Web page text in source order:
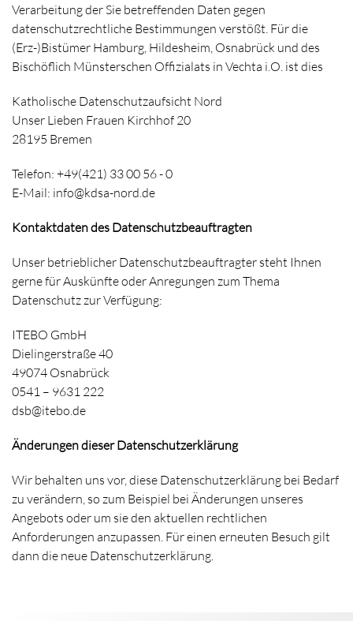
Verarbeitung der Sie betreffenden Daten gegen
datenschutzrechtliche Bestimmungen verstößt. Für die
(Erz-)Bistümer Hamburg, Hildesheim, Osnabrück und des
Bischöflich Münsterschen Offizialats in Vechta i.O. ist dies
Katholische Datenschutzaufsicht Nord
Unser Lieben Frauen Kirchhof 20
28195 Bremen
Telefon: +49(421) 33 00 56 - 0
E-Mail: info@kdsa-nord.de
Kontaktdaten des Datenschutzbeauftragten
Unser betrieblicher Datenschutzbeauftragter steht Ihnen
gerne für Auskünfte oder Anregungen zum Thema
Datenschutz zur Verfügung:
ITEBO GmbH
Dielingerstraße 40
49074 Osnabrück
0541 – 9631 222
dsb@itebo.de
Änderungen dieser Datenschutzerklärung
Wir behalten uns vor, diese Datenschutzerklärung bei Bedarf
zu verändern, so zum Beispiel bei Änderungen unseres
Angebots oder um sie den aktuellen rechtlichen
Anforderungen anzupassen. Für einen erneuten Besuch gilt
dann die neue Datenschutzerklärung.